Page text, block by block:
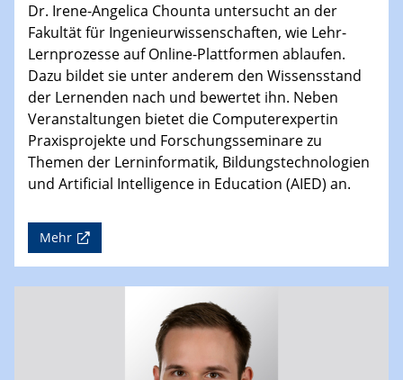
Dr. Irene-Angelica Chounta untersucht an der
Fakultät für Ingenieurwissenschaften, wie Lehr-
Lernprozesse auf Online-Plattformen ablaufen.
Dazu bildet sie unter anderem den Wissensstand
der Lernenden nach und bewertet ihn. Neben
Veranstaltungen bietet die Computerexpertin
Praxisprojekte und Forschungsseminare zu
Themen der Lerninformatik, Bildungstechnologien
und Artificial Intelligence in Education (AIED) an.
Mehr